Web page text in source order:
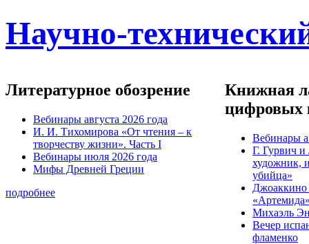
Научно-
Литературное обозрение
Вебинары августа 2026 года
И. И. Тихомирова «От чтения – к
творчеству жизни». Часть I
Вебинары июля 2026 года
Мифы Древней Греции
подробнее
Книжная
цифровых
Вебинары
Г. Гурвич
художник,
убийца»
Михаэль
Вечер
фламенко